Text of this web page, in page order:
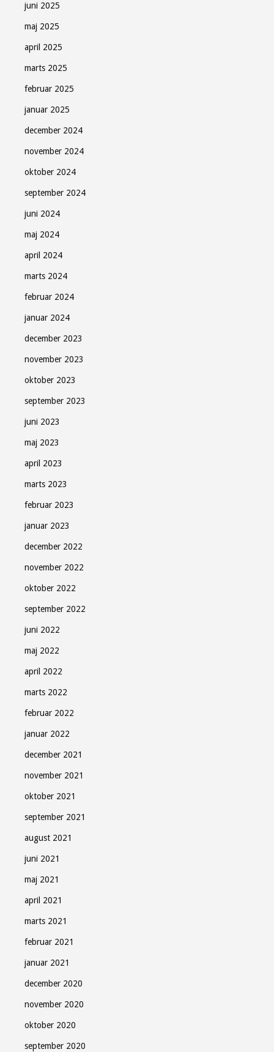
juni 2025
maj 2025
april 2025
marts 2025
februar 2025
januar 2025
december 2024
november 2024
oktober 2024
september 2024
juni 2024
maj 2024
april 2024
marts 2024
februar 2024
januar 2024
december 2023
november 2023
oktober 2023
september 2023
juni 2023
maj 2023
april 2023
marts 2023
februar 2023
januar 2023
december 2022
november 2022
oktober 2022
september 2022
juni 2022
maj 2022
april 2022
marts 2022
februar 2022
januar 2022
december 2021
november 2021
oktober 2021
september 2021
august 2021
juni 2021
maj 2021
april 2021
marts 2021
februar 2021
januar 2021
december 2020
november 2020
oktober 2020
september 2020